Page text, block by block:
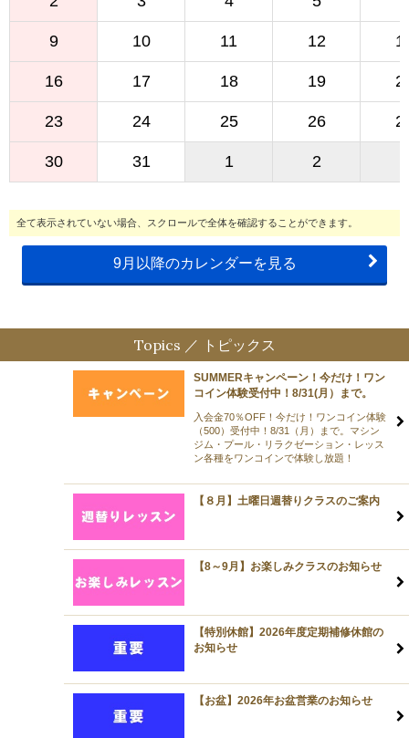
9 10 11 12
16 17 18 19
23 24 25 26
30 31 1 2
全て表示されていない場合、スクロールで全体を確認することができます。
9月以降のカレンダーを見る
Topics ／ トピックス
SUMMERキャンペーン！今だけ！ワン
コイン体験受付中！8/31(月）まで。
入会金70％OFF！今だけ！ワンコイン体験
（500）受付中！8/31（月）まで。マシン
ジム・プール・リラクゼーション・レッス
ン各種をワンコインで体験し放題！
【８月】土曜日週替りクラスのご案内
【8～9月】お楽しみクラスのお知らせ
【特別休館】2026年度定期補修休館の
お知らせ
【お盆】2026年お盆営業のお知らせ